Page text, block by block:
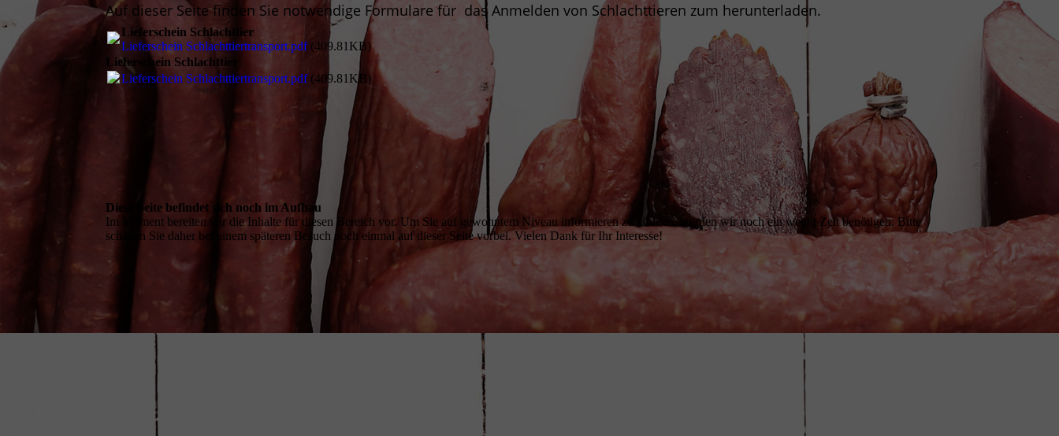
Auf dieser Seite finden Sie notwendige Formulare für das Anmelden von Schlachttieren zum herunterladen.
Lieferschein Schlachttier
Lieferschein Schlachttiertransport.pdf(409.81KB)
Lieferschein Schlachttier
Lieferschein Schlachttiertransport.pdf(409.81KB)
Diese Seite befindet sich noch im Aufbau
Im Moment bereiten wir die Inhalte für diesen Bereich vor. Um Sie auf gewohntem Niveau informieren zu können, werden wir noch ein wenig Zeit benötigen. Bitte
schauen Sie daher bei einem späteren Besuch noch einmal auf dieser Seite vorbei. Vielen Dank für Ihr Interesse!